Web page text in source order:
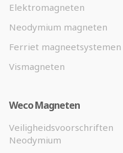
Elektromagneten
Neodymium magneten
Ferriet magneetsystemen
Vismagneten
Weco Magneten
Veiligheidsvoorschriften
Neodymium